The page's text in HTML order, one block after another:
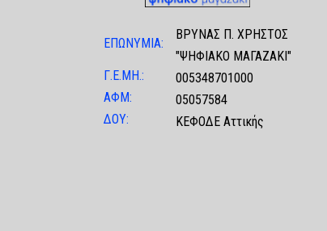
ΕΠΩΝΥΜΙΑ:
ΒΡΥΝΑΣ Π. ΧΡΗΣΤΟΣ
"ΨΗΦΙΑΚΟ ΜΑΓΑΖΑΚΙ"
Γ.Ε.ΜΗ.:
005348701000
ΑΦΜ:
05057584
ΔΟΥ:
ΚΕΦΟΔΕ Αττικής